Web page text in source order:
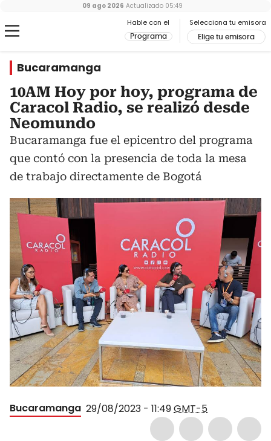
Hable con el
Programa
Selecciona tu emisora
Elige tu emisora
09 ago 2026 Actualizado 05:49
Bucaramanga
10AM Hoy por hoy, programa de
Caracol Radio, se realizó desde
Neomundo
Bucaramanga fue el epicentro del programa
que contó con la presencia de toda la mesa
de trabajo directamente de Bogotá
Bucaramanga 29/08/2023 - 11:49GMT-5